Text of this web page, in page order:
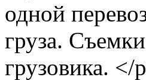
одной
груза.
грузовика.